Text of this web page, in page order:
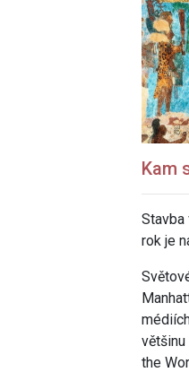
Kam
Stavba
rok je
the